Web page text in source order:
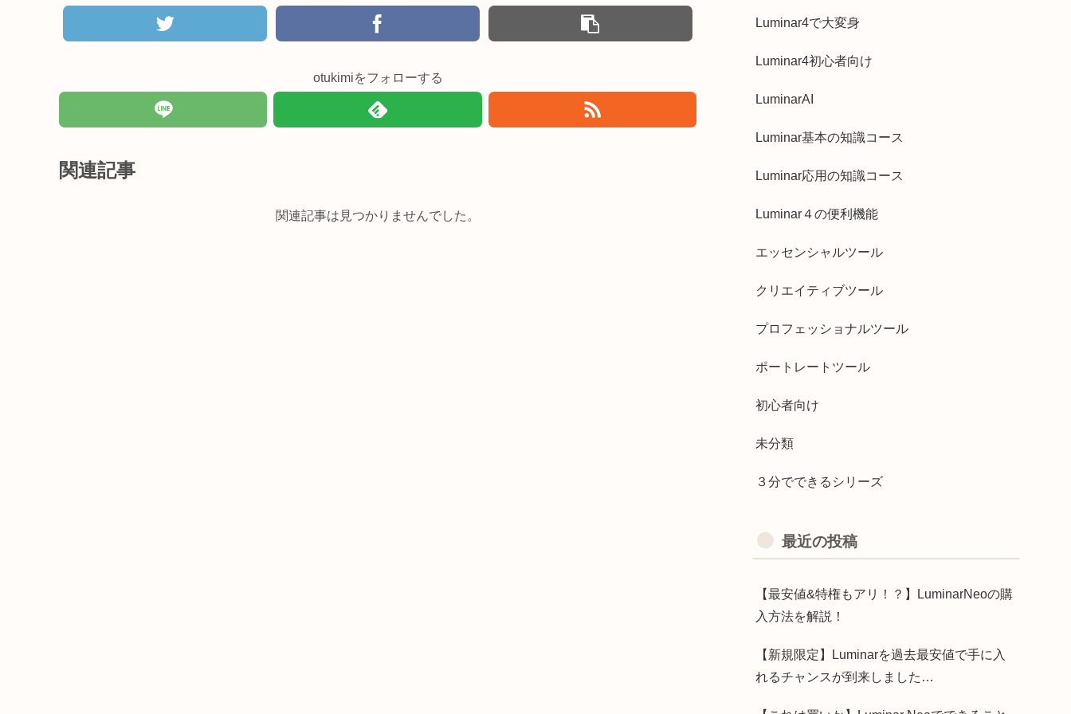
otukimiをフォローする
関連記事
関連記事は見つかりませんでした。
Luminar4で大変身
Luminar4初心者向け
LuminarAI
Luminar基本の知識コース
Luminar応用の知識コース
Luminar４の便利機能
エッセンシャルツール
クリエイティブツール
プロフェッショナルツール
ポートレートツール
初心者向け
未分類
３分でできるシリーズ
最近の投稿
【最安値&特権もアリ！？】LuminarNeoの購
入方法を解説！
【新規限定】Luminarを過去最安値で手に入
れるチャンスが到来しました…